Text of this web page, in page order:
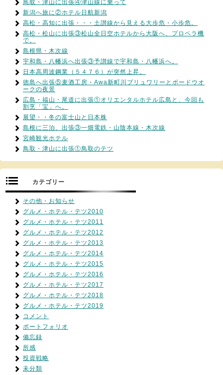
鳥取・津山に出張④津山線に乗って
新潟へ旅に②ホテル日航新潟
高松・高知に出張・・・土讃線から見える大歩危・小歩危。
高松・松山に出張③松山全日空ホテルから大阪へ、プロペラ機
で。
島根県・木次線
宇和島・八幡浜へ出張③予讃線で宇和島・八幡浜へ。
日本高周波鋼業（５４７６）が突然上昇。
徳島へ出張⑤麦酒工房・Awa新町川ブリュワリーとボードウオ
ークの夜景
広島・福山・尾道に出張①オリエンタルホテル広島と、今回も
割烹「宝」へ。
展望・・冬の富士山と日本株
島根に三泊、出張③一畑電鉄・山陰本線・木次線
宮崎観光ホテル
鳥取・津山に出張①鳥取のテツ
カテゴリー
その他・お知らせ
グルメ・ホテル・テツ2010
グルメ・ホテル・テツ2011
グルメ・ホテル・テツ2012
グルメ・ホテル・テツ2013
グルメ・ホテル・テツ2014
グルメ・ホテル・テツ2015
グルメ・ホテル・テツ2016
グルメ・ホテル・テツ2017
グルメ・ホテル・テツ2018
グルメ・ホテル・テツ2019
コメント
ポートフォリオ
備忘録
所感
投資戦略
未分類